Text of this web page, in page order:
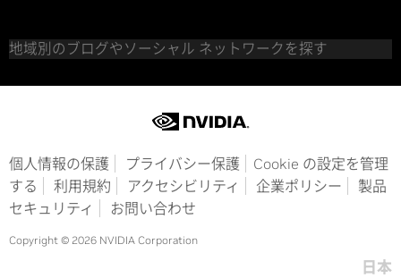
地域別のブログやソーシャル ネットワークを探す
個人情報の保護 プライバシー保護
Cookie の設定を管理
する
利用規約 アクセシビリティ 企業ポリシー
製品
セキュリティ
お問い合わせ
Copyright © 2026 NVIDIA Corporation
日本